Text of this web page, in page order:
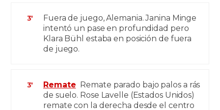
3'
Fuera de juego, Alemania. Janina Minge
intentó un pase en profundidad pero
Klara Bühl estaba en posición de fuera
de juego.
3' Remate Remate parado bajo palos a rás
de suelo. Rose Lavelle (Estados Unidos)
remate con la derecha desde el centro